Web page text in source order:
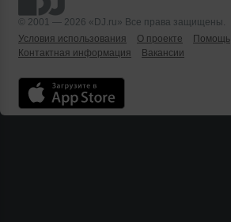
© 2001 — 2026 «DJ.ru» Все права защищены.
Условия использования
О проекте Помощь
Контактная информация
Вакансии